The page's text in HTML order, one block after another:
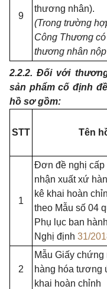
9
thương nhân).
(Trong trường
Công Thương
thương nhân
2.2.2. Đối với
sản phẩm cố định
hồ sơ gồm:
STT Tên
1
Đơn đề nghị cấp
nhận xuất xứ
kê khai hoàn
theo Mẫu số 04
Phụ lục ban
Nghị định 31/
2
Mẫu Giấy
hàng hóa tương
khai hoàn chỉnh